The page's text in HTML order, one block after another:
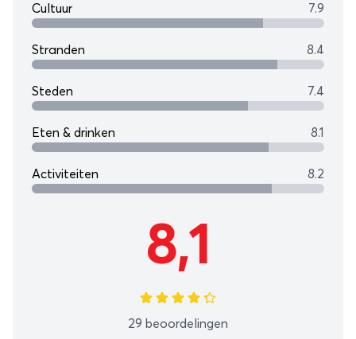
Cultuur 7.9
Stranden 8.4
Steden 7.4
Eten & drinken 8.1
Activiteiten 8.2
8,1
29 beoordelingen